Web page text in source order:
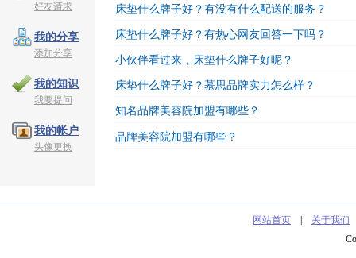
好友请求
我的分享
添加分享
我的知识
我要提问
我的帐户
头像更换
床垫什么牌子好？有没有什么配送的服务？
床垫什么牌子好？有热心网友回答一下吗？
小伙伴看过来，床垫什么牌子好呢？
床垫什么牌子好？慕思品牌实力怎么样？
知名品牌美容院加盟有哪些？
品牌美容院加盟有哪些？
网站首页 关于我们